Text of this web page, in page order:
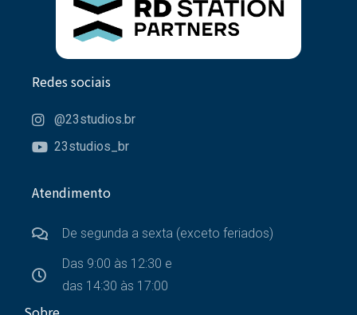
Atendimento
De segunda a sexta (exceto feriados)
Das 9:00 às 12:30 e
das 14:30 às 17:00
Redes sociais
@23studios.br
23studios_br